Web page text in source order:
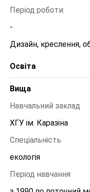
Період роботи:
-
Дизайн, креслення,
Освіта
Вища
Навчальний заклад
ХГУ ім. Каразіна
Спеціальність
екологія
Період навчання